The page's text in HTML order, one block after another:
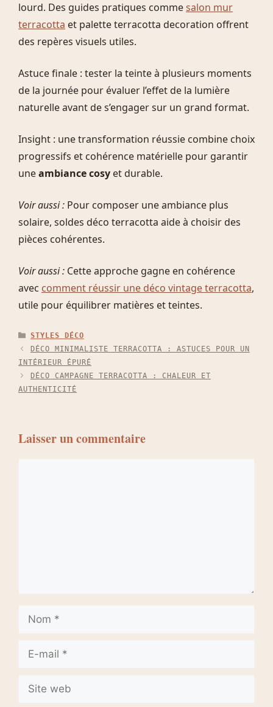
lourd. Des guides pratiques commesalon mur
terracotta et palette terracotta decoration offrent
des repères visuels utiles.
Astuce finale : tester la teinte à plusieurs moments
de la journée pour évaluer l’effet de la lumière
naturelle avant de s’engager sur un grand format.
Insight : une transformation réussie combine choix
progressifs et cohérence matérielle pour garantir
uneambiance cosy et durable.
Voir aussi : Pour composer une ambiance plus
solaire, soldes déco terracotta aide à choisir des
pièces cohérentes.
Voir aussi : Cette approche gagne en cohérence
avec comment réussir une déco vintage terracotta,
utile pour équilibrer matières et teintes.
CATÉGORIES
STYLES DÉCO
DÉCO MINIMALISTE TERRACOTTA : ASTUCES POUR UN
INTÉRIEUR ÉPURÉ
DÉCO CAMPAGNE TERRACOTTA : CHALEUR ET
AUTHENTICITÉ
Laisser un commentaire
Nom
Site